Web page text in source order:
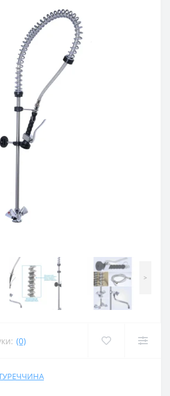
>
(0)
ТУРЕЧЧИНА